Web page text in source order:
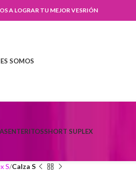
A LOGRAR TU MEJOR VESRIÓN
SOMOS
ENTERITOSSHORT SUPLEX
S Calza S